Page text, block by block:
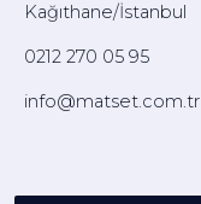
Kağıthane/İstanbul
0212 270 05 95
info@matset.com.tr